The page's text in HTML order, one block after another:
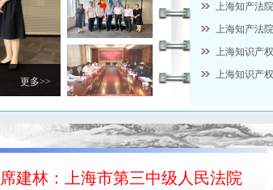
上海知产法
上海知产法
上海知识产
上海知识产
席建林：上海市第三中级人民法院